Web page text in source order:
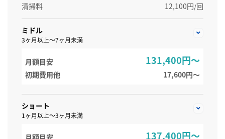
清掃料
12,100円/回
ミドル
3ヶ月以上～7ヶ月未満
月額目安 131,400円～
初期費用他 17,600円〜
ショート
1ヶ月以上～3ヶ月未満
月額目安 137,400円～